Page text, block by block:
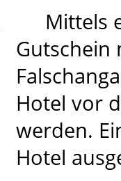
Mittels
Gutschein
Hotel vor
werden.
Hotel